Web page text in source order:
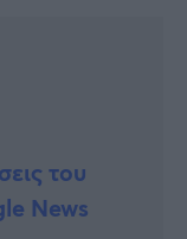
του
News